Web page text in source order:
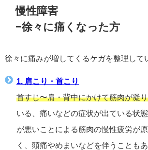
慢性障害
−徐々に痛くなった方
徐々に痛みが増してくるケガを整理して
1. 肩こり・首こり
首すじ〜肩・背中にかけて筋肉が凝
いる、痛いなどの症状が出ている状
が悪いことによる筋肉の慢性疲労が
く、頭痛やめまいなどを伴うこともあ